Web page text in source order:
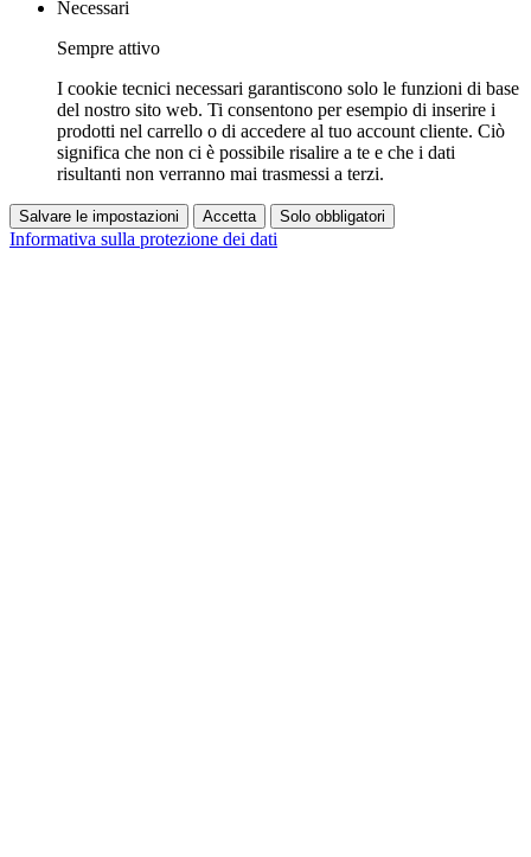
Necessari
Sempre attivo
I cookie tecnici necessari garantiscono solo le funzioni di base
del nostro sito web. Ti consentono per esempio di inserire i
prodotti nel carrello o di accedere al tuo account cliente. Ciò
significa che non ci è possibile risalire a te e che i dati
risultanti non verranno mai trasmessi a terzi.
Salvare le impostazioni Accetta Solo obbligatori
Informativa sulla protezione dei dati